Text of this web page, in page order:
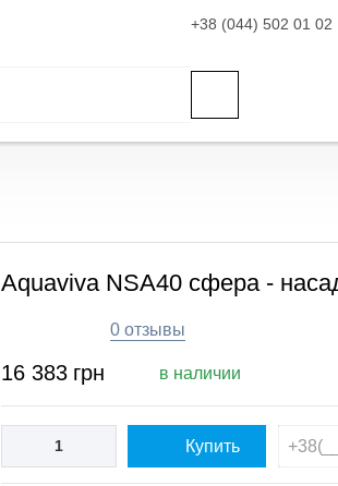
+38 (044) 502 01 02
Aquaviva NSA40 cфера -
0 отзывы
16 383 грн в наличии
Купить